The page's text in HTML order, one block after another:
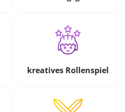
kreatives Rollenspiel